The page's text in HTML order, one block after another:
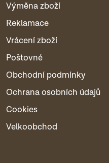
Výměna zboží
Reklamace
Vrácení zboží
Poštovné
Obchodní podmínky
Ochrana osobních údajů
Cookies
Velkoobchod